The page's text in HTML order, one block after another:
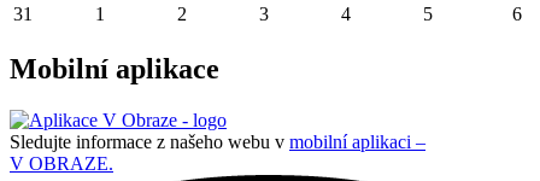
31 1 2 3 4 5 6
Mobilní aplikace
Sledujte informace z našeho webu v mobilní aplikaci –
V OBRAZE.